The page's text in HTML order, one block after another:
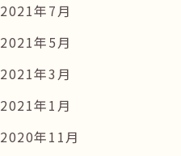
2021年7月
2021年5月
2021年3月
2021年1月
2020年11月